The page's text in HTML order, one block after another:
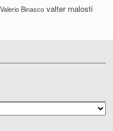
Valerio Binasco valter malosti